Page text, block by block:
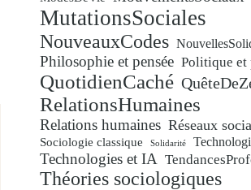
MutationsSociales
NouveauxCodes
Philosophie et pensée Politique
QuotidienCaché
RelationsHumaines
Relations humaines Réseaux
Sociologie classique Solidarité
Technologies et IA
Théories sociologiques